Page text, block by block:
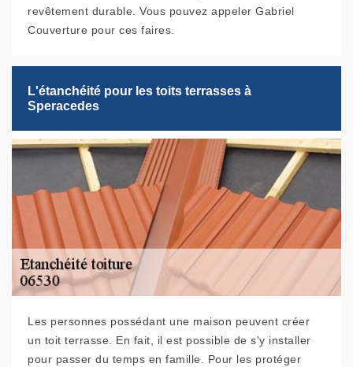
revêtement durable. Vous pouvez appeler Gabriel
Couverture pour ces faires.
L'étanchéité pour les toits terrasses à
Speracedes
Les personnes possédant une maison peuvent créer
un toit terrasse. En fait, il est possible de s'y installer
pour passer du temps en famille. Pour les protéger